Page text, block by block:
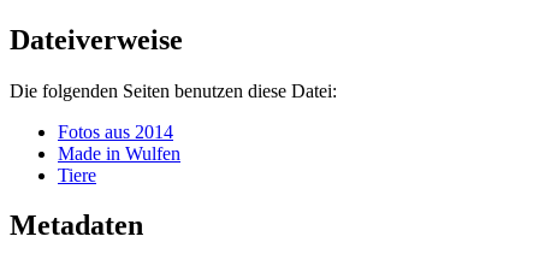
Dateiverweise
Die folgenden Seiten benutzen diese Datei:
Fotos aus 2014
Made in Wulfen
Tiere
Metadaten